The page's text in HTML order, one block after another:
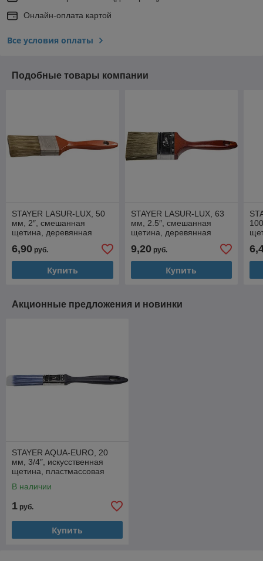
Онлайн-оплата картой
Все условия оплаты
Подобные товары компании
STAYER LASUR-LUX, 50
мм, 2″, смешанная
щетина, деревянная
ручка, для высокотекучих
ЛКМ, плоская кисть
6,90 руб.
Купить
STAYER LASUR-LUX, 63
мм, 2.5″, смешанная
щетина, деревянная
ручка, для высокотекучих
ЛКМ, плоская кисть
9,20руб.
Купить
Акционные предложения и новинки
STAYER AQUA-EURO, 20
мм, 3/4″, искусственная
щетина, пластмассовая
плоская кисть
В наличии
1 руб.
Купить